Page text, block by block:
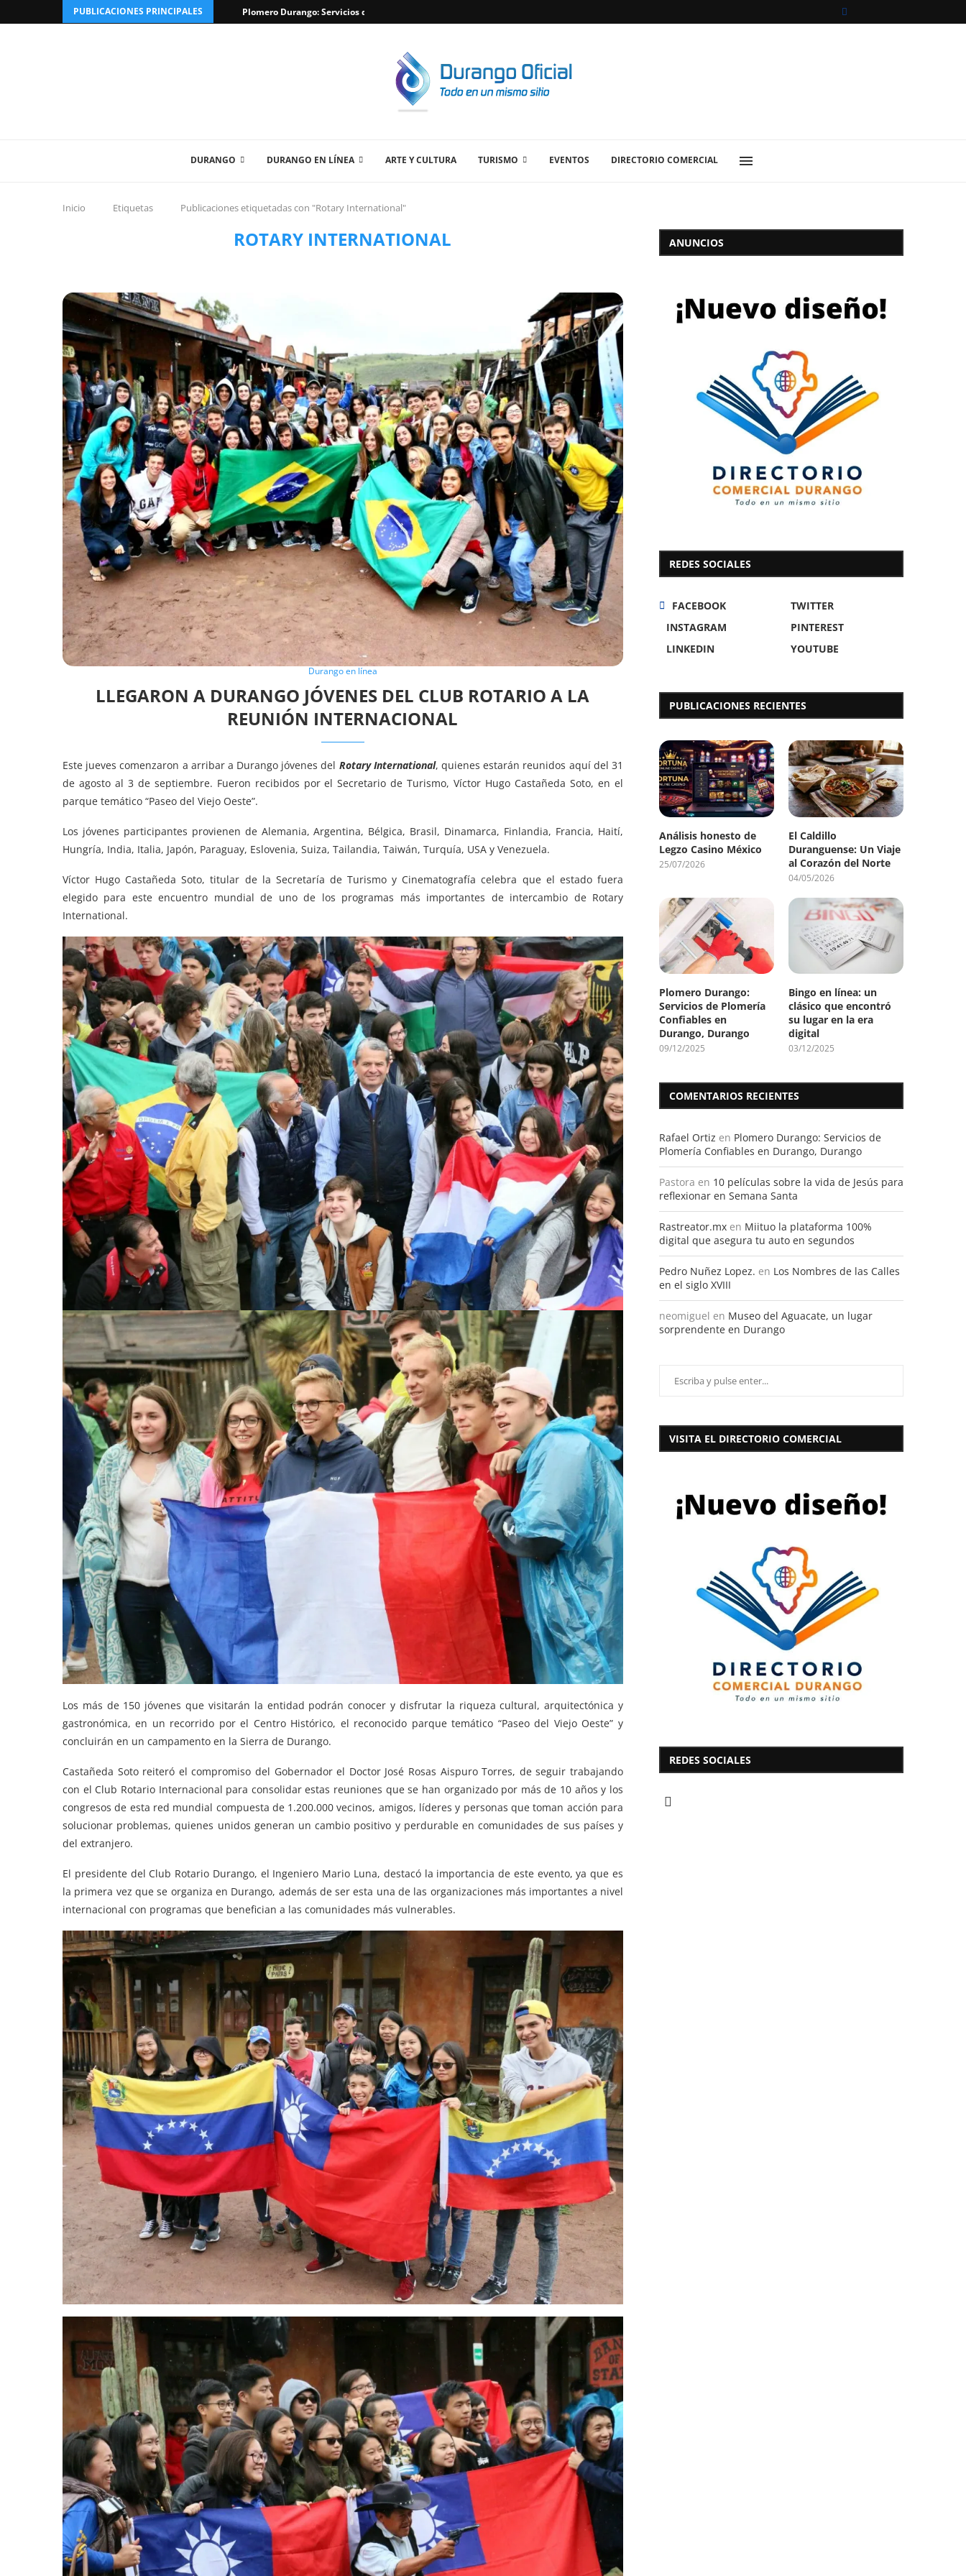
PUBLICACIONES PRINCIPALES Plomero Durango: Servicios de Plomería Confiables en Durango,...
DURANGO DURANGO EN LÍNEA ARTE Y CULTURA TURISMO EVENTOS DIRECTORIO COMERCIAL
Inicio Etiquetas Publicaciones etiquetadas con "Rotary International"
ROTARY INTERNATIONAL
Durango en línea
LLEGARON A DURANGO JÓVENES DEL CLUB ROTARIO A LA
REUNIÓN INTERNACIONAL
Este jueves comenzaron a arribar a Durango jóvenes del Rotary International, quienes estarán reunidos aquí del 31
de agosto al 3 de septiembre. Fueron recibidos por el Secretario de Turismo, Víctor Hugo Castañeda Soto, en el
parque temático “Paseo del Viejo Oeste”.
Los jóvenes participantes provienen de Alemania, Argentina, Bélgica, Brasil, Dinamarca, Finlandia, Francia, Haití,
Hungría, India, Italia, Japón, Paraguay, Eslovenia, Suiza, Tailandia, Taiwán, Turquía, USA y Venezuela.
Víctor Hugo Castañeda Soto, titular de la Secretaría de Turismo y Cinematografía celebra que el estado fuera
elegido para este encuentro mundial de uno de los programas más importantes de intercambio de Rotary
International.
Los más de 150 jóvenes que visitarán la entidad podrán conocer y disfrutar la riqueza cultural, arquitectónica y
gastronómica, en un recorrido por el Centro Histórico, el reconocido parque temático “Paseo del Viejo Oeste” y
concluirán en un campamento en la Sierra de Durango.
Castañeda Soto reiteró el compromiso del Gobernador el Doctor José Rosas Aispuro Torres, de seguir trabajando
con el Club Rotario Internacional para consolidar estas reuniones que se han organizado por más de 10 años y los
congresos de esta red mundial compuesta de 1.200.000 vecinos, amigos, líderes y personas que toman acción para
solucionar problemas, quienes unidos generan un cambio positivo y perdurable en comunidades de sus países y
del extranjero.
El presidente del Club Rotario Durango, el Ingeniero Mario Luna, destacó la importancia de este evento, ya que es
la primera vez que se organiza en Durango, además de ser esta una de las organizaciones más importantes a nivel
internacional con programas que benefician a las comunidades más vulnerables.
ANUNCIOS
REDES SOCIALES
FACEBOOK
TWITTER
INSTAGRAM
PINTEREST
LINKEDIN
YOUTUBE
PUBLICACIONES RECIENTES
Análisis honesto de
Legzo Casino México
25/07/2026
El Caldillo
Duranguense: Un Viaje
al Corazón del Norte
04/05/2026
Plomero Durango:
Servicios de Plomería
Confiables en
Durango, Durango
09/12/2025
Bingo en línea: un
clásico que encontró
su lugar en la era
digital
03/12/2025
COMENTARIOS RECIENTES
Rafael Ortiz en Plomero Durango: Servicios de
Plomería Confiables en Durango, Durango
Pastora en 10 películas sobre la vida de Jesús para
reflexionar en Semana Santa
Rastreator.mx en Miituo la plataforma 100%
digital que asegura tu auto en segundos
Pedro Nuñez Lopez. en Los Nombres de las Calles
en el siglo XVIII
neomiguel en Museo del Aguacate, un lugar
sorprendente en Durango
VISITA EL DIRECTORIO COMERCIAL
REDES SOCIALES